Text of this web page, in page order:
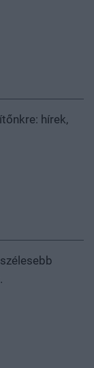
hírek,